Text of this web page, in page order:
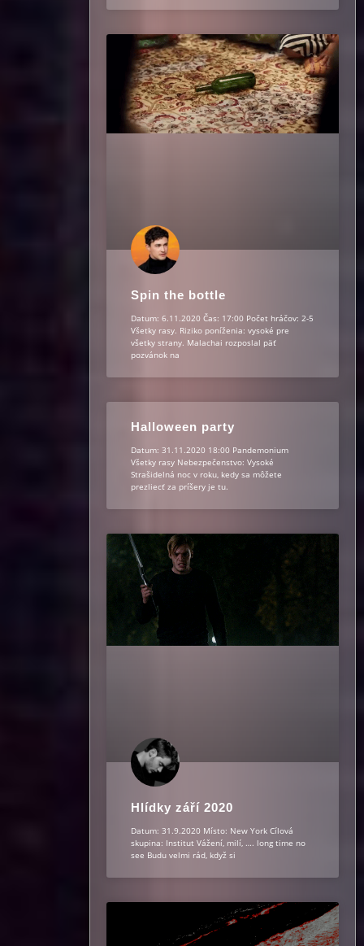
Spin the bottle
Datum: 6.11.2020 Čas: 17:00 Počet hráčov: 2-5
Všetky rasy. Riziko poníženia: vysoké pre
všetky strany. Malachai rozposlal päť
pozvánok na
Halloween party
Datum: 31.11.2020 18:00 Pandemonium
Všetky rasy Nebezpečenstvo: Vysoké
Strašidelná noc v roku, kedy sa môžete
prezliecť za príšery je tu.
Hlídky září 2020
Datum: 31.9.2020 Místo: New York Cílová
skupina: Institut Vážení, milí, …. long time no
see Budu velmi rád, když si